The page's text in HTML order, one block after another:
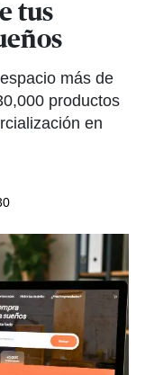
tus
más de
productos
en